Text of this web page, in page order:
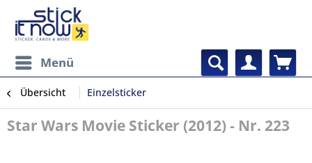
Menü
Übersicht Einzelsticker
Star Wars Movie Sticker (2012) - Nr. 223